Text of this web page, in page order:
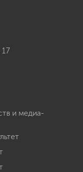
и медиа-